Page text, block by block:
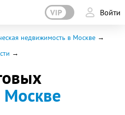
VIP Войти
недвижимость в Москве
Москве